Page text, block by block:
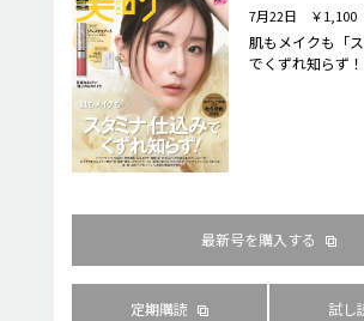
7月22日 ￥1,100
肌もメイクも「
でくずれ知らず！
最新号を購入する
定期購読 試し